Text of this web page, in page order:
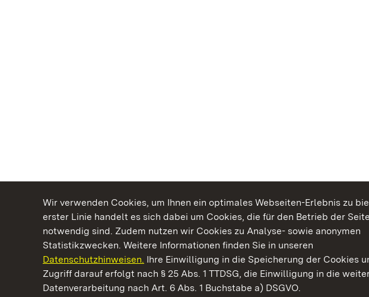
Wir verwenden Cookies, um Ihnen ein optimales Webseiten-Erlebnis zu
erster Linie handelt es sich dabei um Cookies, die für den Betrieb der Seite
notwendig sind. Zudem nutzen wir Cookies zu Analyse- sowie anonymen
Statistikzwecken. Weitere Informationen finden Sie in unseren
Datenschutzhinweisen. Ihre Einwilligung in die Speicherung der Cookies
Zugriff darauf erfolgt nach § 25 Abs. 1 TTDSG, die Einwilligung in die
Datenverarbeitung nach Art. 6 Abs. 1 Buchstabe a) DSGVO.
Kommen. Staunen. Genießen.